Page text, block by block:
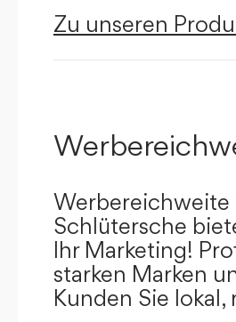
Zu unseren
Schlütersche
Ihr Marketing!
starken Marken
Kunden Sie